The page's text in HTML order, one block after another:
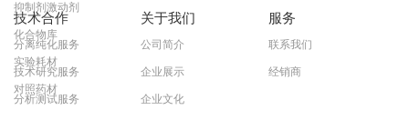
抑制剂激动剂
化合物库
实验耗材
对照药材
技术合作
分离纯化服务
技术研究服务
分析测试服务
关于我们
公司简介
企业展示
企业文化
服务
联系我们
经销商